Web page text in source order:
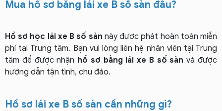
Mua hồ sơ bằng lái xe B số sàn đâu?
Hồ sơ học lái xe B số sàn này được phát hoàn toàn miễn
phí tại Trung tâm. Bạn vui lòng liên hệ nhân viên tại Trung
tâm để được nhận hồ sơ bằng lái xe B số sàn và được
hướng dẫn tận tình, chu đáo.
Hồ sơ lái xe B số sàn cần những gì?